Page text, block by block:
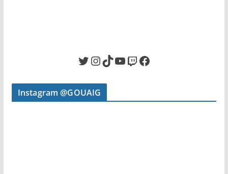
Twitter InstagramTikTok YouTube Twitch Facebook
Instagram @GOUAIG